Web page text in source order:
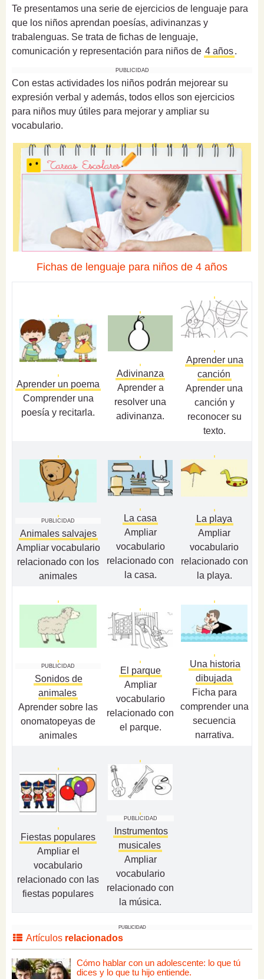
Te presentamos una serie de ejercicios de lenguaje para
que los niños aprendan poesías, adivinanzas y
trabalenguas. Se trata de fichas de lenguaje,
comunicación y representación para niños de 4 años.
PUBLICIDAD
Con estas actividades los niños podrán mejorear su
expresión verbal y además, todos ellos son ejercicios
para niños muy útiles para mejorar y ampliar su
vocabulario.
Fichas de lenguaje para niños de 4 años
Aprender un poema
Comprender una
poesía y recitarla.
Adivinanza
Aprender a
resolver una
adivinanza.
Aprender una
canción
Aprender una
canción y
reconocer su
texto.
PUBLICIDAD
Animales salvajes
Ampliar vocabulario
relacionado con los
animales
La casa
Ampliar
vocabulario
relacionado con
la casa.
La playa
Ampliar
vocabulario
relacionado con
la playa.
PUBLICIDAD
Sonidos de
animales
Aprender sobre las
onomatopeyas de
animales
El parque
Ampliar
vocabulario
relacionado con
el parque.
Una historia
dibujada
Ficha para
comprender una
secuencia
narrativa.
Fiestas populares
Ampliar el
vocabulario
relacionado con las
fiestas populares
PUBLICIDAD
Instrumentos
musicales
Ampliar
vocabulario
relacionado con
la música.
PUBLICIDAD
Artículos relacionados
Cómo hablar con un adolescente: lo que tú
dices y lo que tu hijo entiende.